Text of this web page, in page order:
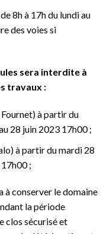
8h à 17h du lundi au
des voies si
sera interdite à
travaux :
à partir du
28 juin 2023 17h00 ;
à partir du mardi 28
;
à conserver le domaine
la période
clos sécurisé et